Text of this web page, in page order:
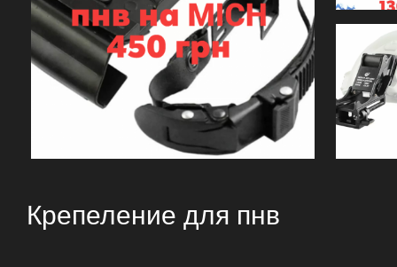
Крепеление для пнв